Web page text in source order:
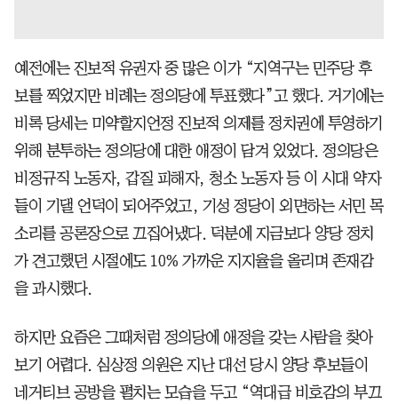
예전에는 진보적 유권자 중 많은 이가 “지역구는 민주당 후
보를 찍었지만 비례는 정의당에 투표했다”고 했다. 거기에는
비록 당세는 미약할지언정 진보적 의제를 정치권에 투영하기
위해 분투하는 정의당에 대한 애정이 담겨 있었다. 정의당은
비정규직 노동자, 갑질 피해자, 청소 노동자 등 이 시대 약자
들이 기댈 언덕이 되어주었고, 기성 정당이 외면하는 서민 목
소리를 공론장으로 끄집어냈다. 덕분에 지금보다 양당 정치
가 견고했던 시절에도 10% 가까운 지지율을 올리며 존재감
을 과시했다.
하지만 요즘은 그때처럼 정의당에 애정을 갖는 사람을 찾아
보기 어렵다. 심상정 의원은 지난 대선 당시 양당 후보들이
네거티브 공방을 펼치는 모습을 두고 “역대급 비호감의 부끄